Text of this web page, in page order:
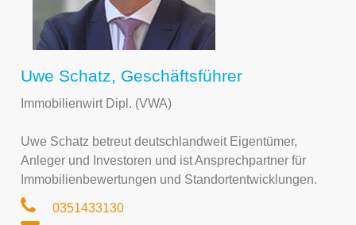
Uwe Schatz, Geschäftsführer
Immobilienwirt Dipl. (VWA)
Uwe Schatz betreut deutschlandweit Eigentümer,
Anleger und Investoren und ist Ansprechpartner für
Immobilienbewertungen und Standortentwicklungen.
0351433130